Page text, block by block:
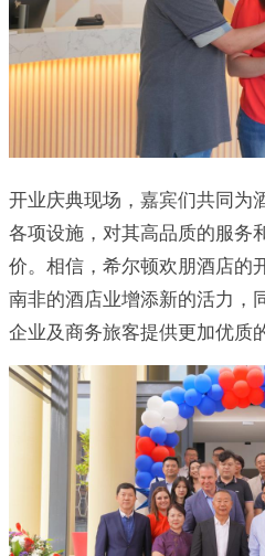
开业庆典现场，嘉宾们共同为
各项设施，对其高品质的服务
价。相信，希尔顿欢朋酒店的
南非的酒店业增添新的活力，
企业及商务旅客提供更加优质